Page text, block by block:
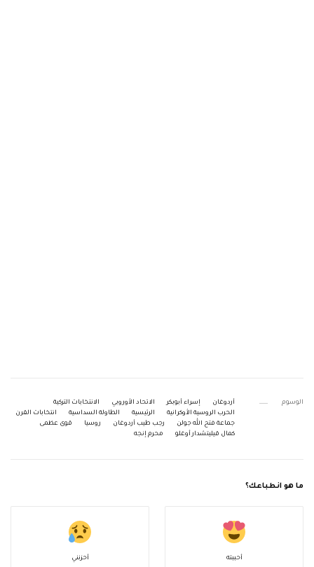
الوسوم أردوغان إسراء أبوبكر الاتحاد الأوروبي
الانتخابات التركية
الحرب الروسية الأوكرانية
الرئيسية الطاولة السداسية
انتخابات القرن
جماعة فتح الله جولن
رجب طيب أردوغان روسيا
قوى عظمى
كمال قيليتشدار أوغلو
محرم إنجه
ما هو انطباعك؟
أحببته أحزنني